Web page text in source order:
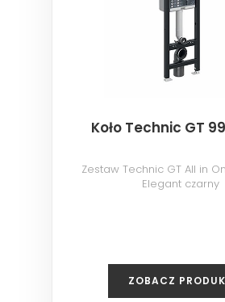
Koło Technic GT
Zestaw Technic GT All in
Elegant czarny
ZOBACZ